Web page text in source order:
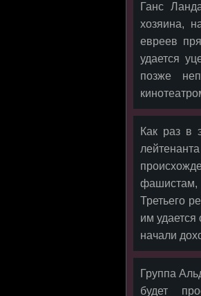
Ганс
хозяина,
евреев
удается
позже
Как раз в
фашистам,
Третьего
им удается
начали
Группа
будет